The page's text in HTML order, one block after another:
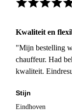
Kwaliteit en
"Mijn bestelling
chauffeur. Had
kwaliteit.
Stijn
Eindhoven